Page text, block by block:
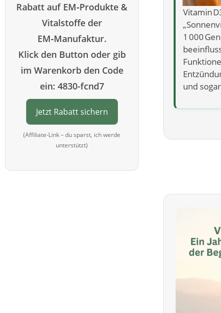
Rabatt auf EM‑Produkte &
Vitalstoffe der
EM‑Manufaktur.
Klick den Button oder gib
im Warenkorb den Code
ein: 4830-fcnd7
Jetzt Rabatt sichern
(Affiliate-Link – du sparst, ich werde
unterstützt)
Vitamin
1 000
und